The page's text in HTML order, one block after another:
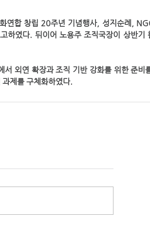
하였다. 뒤이어 노용주 조직국장이 상반기
제를 구체화하였다.